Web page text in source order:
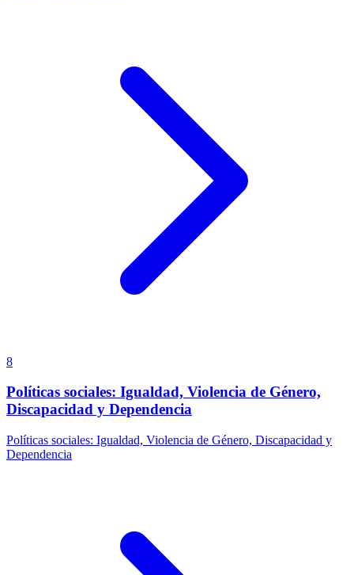
8
Políticas sociales: Igualdad, Violencia de Género,
Discapacidad y Dependencia
Políticas sociales: Igualdad, Violencia de Género, Discapacidad y
Dependencia